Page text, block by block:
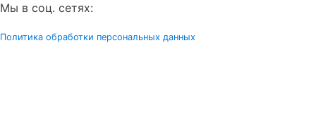
Мы в соц. сетях:
Политика обработки персональных данных